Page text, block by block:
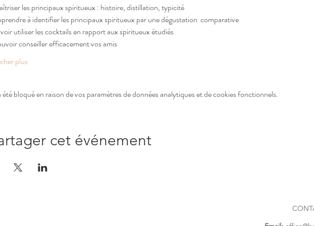
les principaux spiritueux : histoire, distillation, typicité
à identifier les principaux spiritueux par une dégustation  comparative
utiliser les cocktails en rapport aux spiritueux étudiés
conseiller efficacement vos amis
plus
bloqué en raison de vos paramètres de données analytiques et de cookies fonctionnels.
cet événement